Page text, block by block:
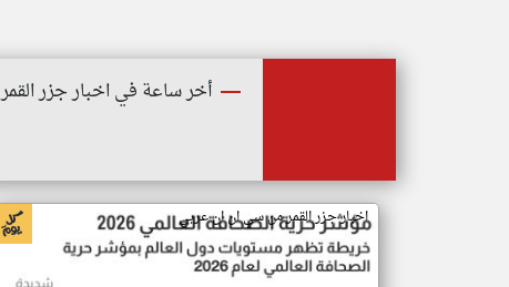
أخر ساعة في اخبار جزر القمر
اخبار جزر القمر من سي ان ان عربي